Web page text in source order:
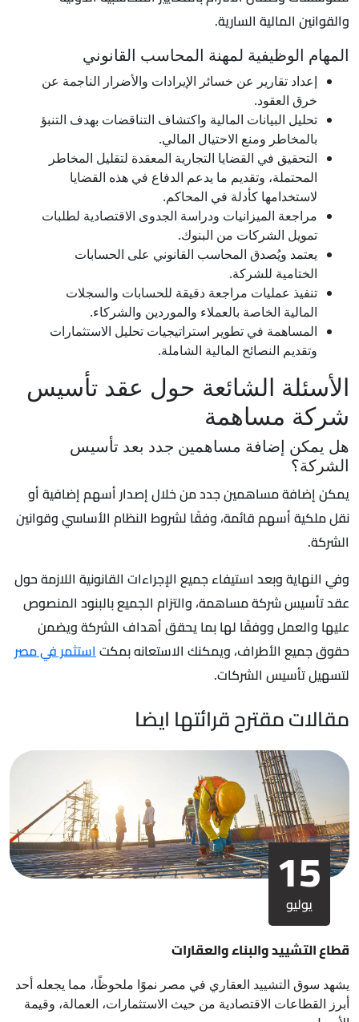
والقوانين المالية السارية.
المهام الوظيفية لمهنة المحاسب القانوني
إعداد تقارير عن خسائر الإيرادات والأضرار الناجمة عن
خرق العقود.
تحليل البيانات المالية واكتشاف التناقضات بهدف التنبؤ
بالمخاطر ومنع الاحتيال المالي.
التحقيق في القضايا التجارية المعقدة لتقليل المخاطر
المحتملة، وتقديم ما يدعم الدفاع في هذه القضايا
لاستخدامها كأدلة في المحاكم.
مراجعة الميزانيات ودراسة الجدوى الاقتصادية لطلبات
تمويل الشركات من البنوك.
يعتمد ويُصدق المحاسب القانوني على الحسابات
الختامية للشركة.
تنفيذ عمليات مراجعة دقيقة للحسابات والسجلات
المالية الخاصة بالعملاء والموردين والشركاء.
المساهمة في تطوير استراتيجيات تحليل الاستثمارات
وتقديم النصائح المالية الشاملة.
الأسئلة الشائعة حول عقد تأسيس
شركة مساهمة
هل يمكن إضافة مساهمين جدد بعد تأسيس
الشركة؟
يمكن إضافة مساهمين جدد من خلال إصدار أسهم إضافية أو
نقل ملكية أسهم قائمة، وفقًا لشروط النظام الأساسي وقوانين
الشركة.
وفي النهاية وبعد استيفاء جميع الإجراءات القانونية اللازمة حول
عقد تأسيس شركة مساهمة، والتزام الجميع بالبنود المنصوص
عليها والعمل ووفقًا لها بما يحقق أهداف الشركة ويضمن
حقوق جميع الأطراف، ويمكنك الاستعانه بمكتاستثمر في مصر
لتسهيل تأسيس الشركات.
مقالات مقترح قرائتها ايضا
15
يوليو
قطاع التشييد والبناء والعقارات
يشهد سوق التشييد العقاري في مصر نموًا ملحوظًا، مما يجعله أحد
أبرز القطاعات الاقتصادية من حيث الاستثمارات، العمالة، وقيمة